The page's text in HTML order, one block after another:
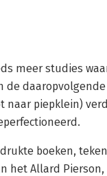
meer studies
de
naar piepklein)
boeken,
het Allard Pierson,